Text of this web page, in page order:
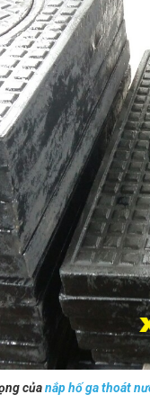
củanắp hố ga thoát